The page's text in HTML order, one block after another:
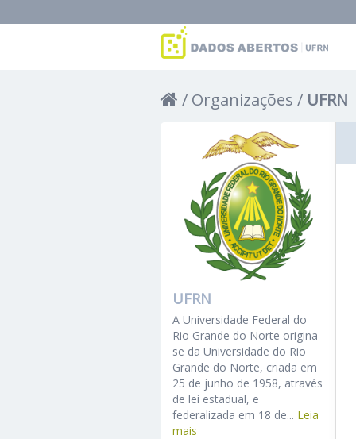
Organizações UFRN
UFRN
A Universidade Federal do
Rio Grande do Norte origina-
se da Universidade do Rio
Grande do Norte, criada em
25 de junho de 1958, através
de lei estadual, e
federalizada em 18 de... Leia
mais